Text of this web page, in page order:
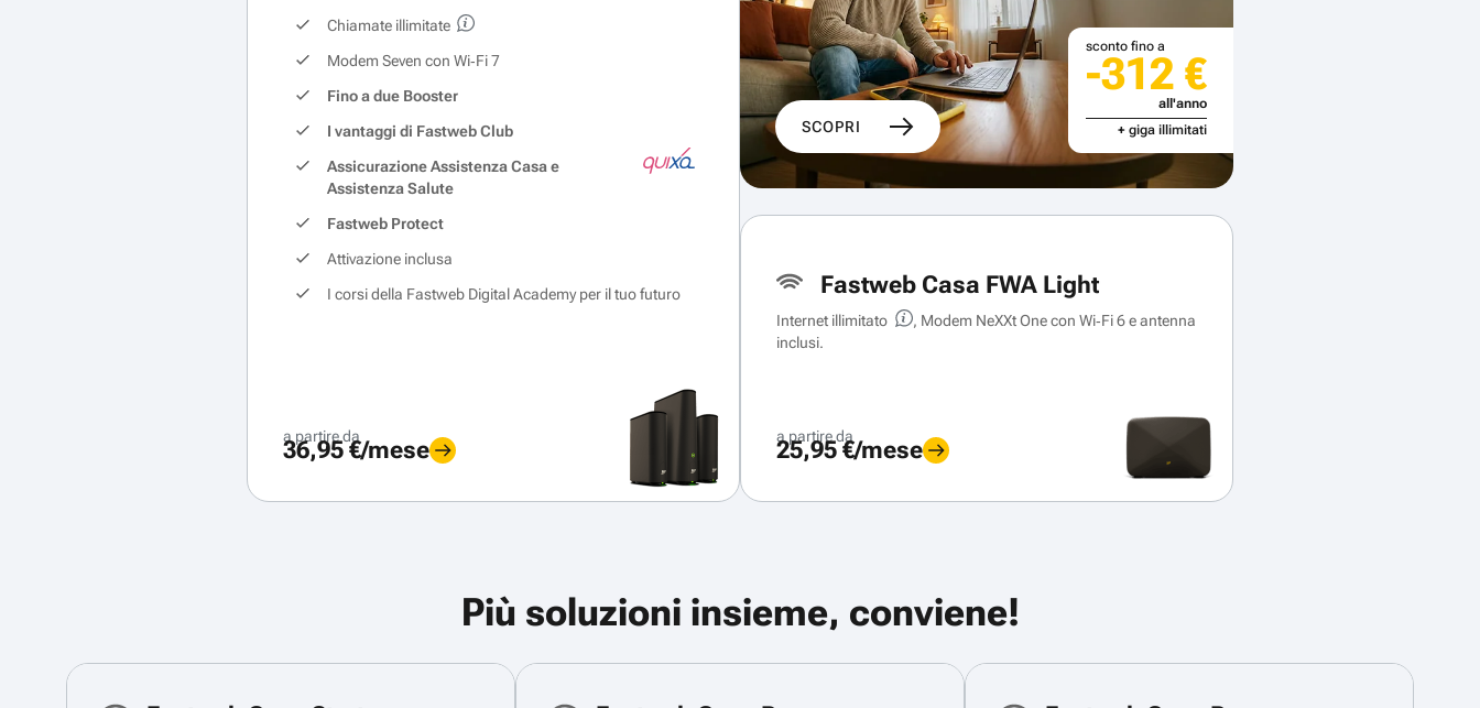
Chiamate illimitate
Modem Seven con Wi‑Fi 7
Fino a due Booster
I vantaggi di Fastweb Club
Assicurazione Assistenza Casa e
Assistenza Salute
Fastweb Protect
Attivazione inclusa
I corsi della Fastweb Digital Academy per il tuo futuro
a partire da
36,95 €/mese
SCOPRI
sconto fino a
-312 €
all'anno
+ giga illimitati
Fastweb Casa FWA Light
Internet illimitato
, Modem NeXXt One con Wi‑Fi 6 e antenna
inclusi.
a partire da
25,95 €/mese
Più soluzioni insieme, conviene!